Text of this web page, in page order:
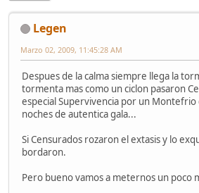
Legen
Marzo 02, 2009, 11:45:28 AM
Despues de la calma siempre llega la
tormenta mas como un ciclon pasaron
especial Supervivencia por un Montefrio
noches de autentica gala...
Si Censurados rozaron el extasis y lo
bordaron.
Pero bueno vamos a meternos un poco